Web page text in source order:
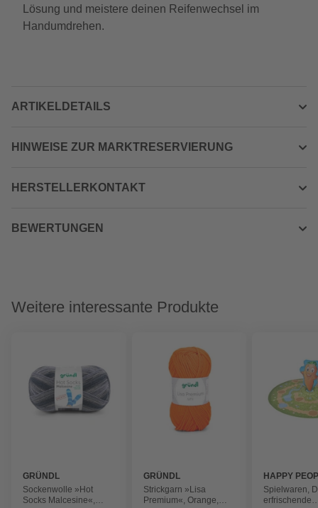
Lösung und meistere deinen Reifenwechsel im
Handumdrehen.
ARTIKELDETAILS
HINWEISE ZUR MARKTRESERVIERUNG
HERSTELLERKONTAKT
BEWERTUNGEN
Weitere interessante Produkte
GRÜNDL
Sockenwolle »Hot
Socks Malcesine«,
GRÜNDL
Strickgarn »Lisa
Premium«, Orange,
HAPPY
Spielwaren,
erfrischende